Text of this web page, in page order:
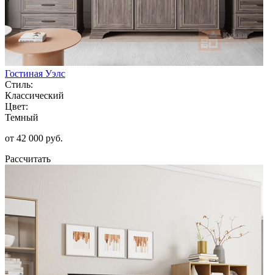
Гостиная Уэлс
Стиль:
Классический
Цвет:
Темный
от 42 000 руб.
Рассчитать